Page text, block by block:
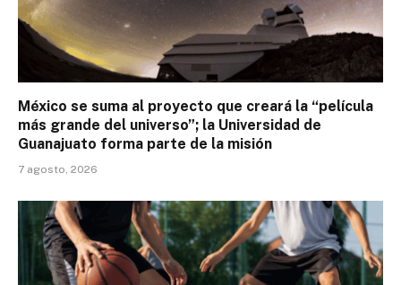
México se suma al proyecto que creará la “película
más grande del universo”; la Universidad de
Guanajuato forma parte de la misión
7 agosto, 2026